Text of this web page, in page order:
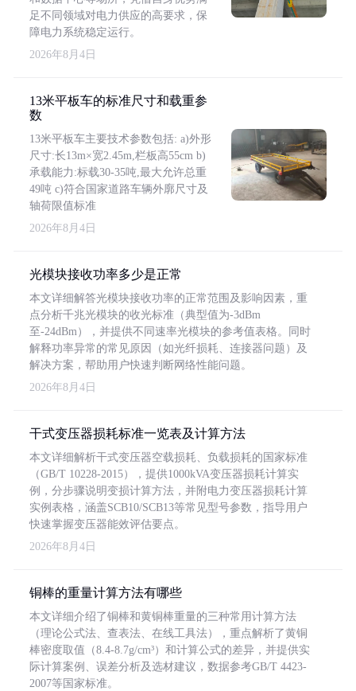
足不同领域对电力供应的高要求，保
障电力系统稳定运行。
2026年8月4日
13米平板车的标准尺寸和载重参
数
13米平板车主要技术参数包括: a)外形
尺寸:长13m×宽2.45m,栏板高55cm b)
承载能力:标载30-35吨,最大允许总重
49吨 c)符合国家道路车辆外廓尺寸及
轴荷限值标准
2026年8月4日
光模块接收功率多少是正常
本文详细解答光模块接收功率的正常范围及影响因素，重
点分析千兆光模块的收光标准（典型值为-3dBm
至-24dBm），并提供不同速率光模块的参考值表格。同时
解释功率异常的常见原因（如光纤损耗、连接器问题）及
解决方案，帮助用户快速判断网络性能问题。
2026年8月4日
干式变压器损耗标准一览表及计算方法
本文详细解析干式变压器空载损耗、负载损耗的国家标准
（GB/T 10228-2015），提供1000kVA变压器损耗计算实
例，分步骤说明变损计算方法，并附电力变压器损耗计算
实例表格，涵盖SCB10/SCB13等常见型号参数，指导用户
快速掌握变压器能效评估要点。
2026年8月4日
铜棒的重量计算方法有哪些
本文详细介绍了铜棒和黄铜棒重量的三种常用计算方法
（理论公式法、查表法、在线工具法），重点解析了黄铜
棒密度取值（8.4-8.7g/cm³）和计算公式的差异，并提供实
际计算案例、误差分析及选材建议，数据参考GB/T 4423-
2007等国家标准。